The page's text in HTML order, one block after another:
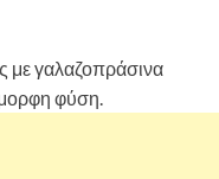
με γαλαζοπράσινα
φύση.